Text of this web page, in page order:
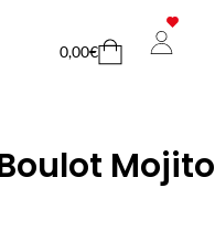
0,00€Cart
Mojito